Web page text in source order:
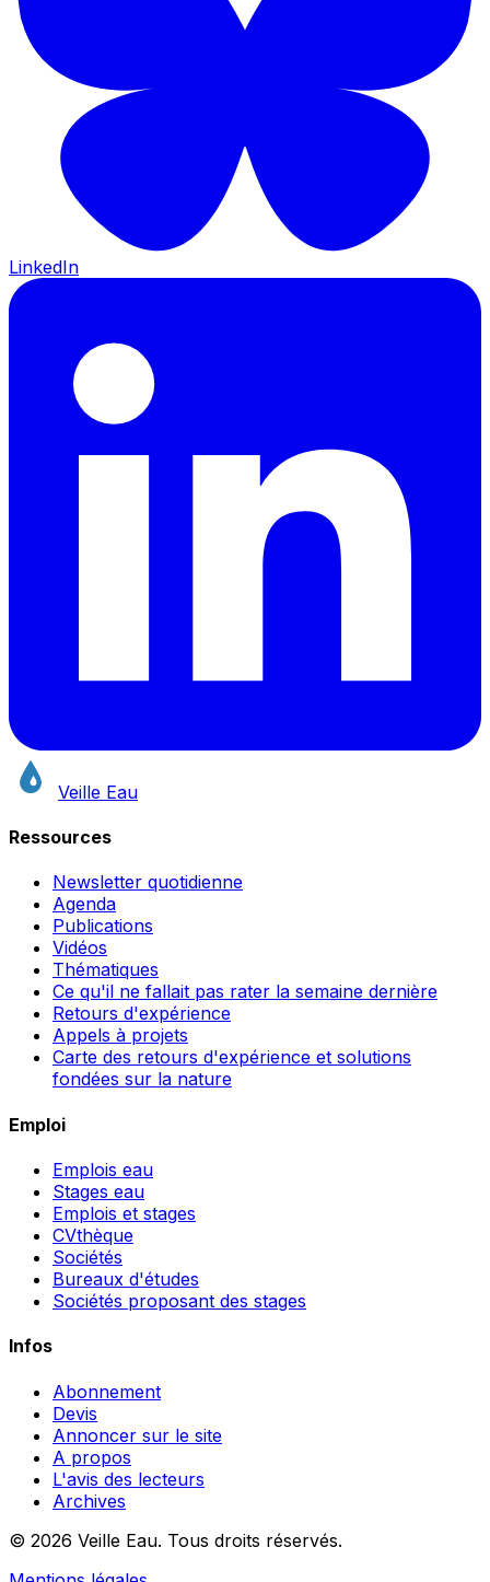
LinkedIn
Veille Eau
Ressources
Newsletter quotidienne
Agenda
Publications
Vidéos
Thématiques
Ce qu'il ne fallait pas rater la semaine dernière
Retours d'expérience
Appels à projets
Carte des retours d'expérience et solutions
fondées sur la nature
Emploi
Emplois eau
Stages eau
Emplois et stages
CVthèque
Sociétés
Bureaux d'études
Sociétés proposant des stages
Infos
Abonnement
Devis
Annoncer sur le site
A propos
L'avis des lecteurs
Archives
© 2026 Veille Eau. Tous droits réservés.